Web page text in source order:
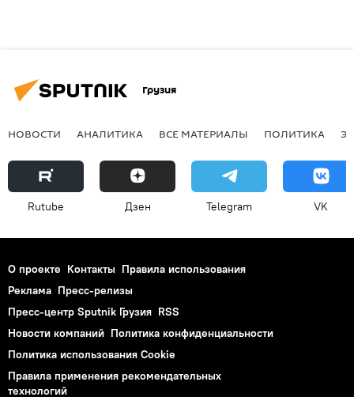
Грузия
НОВОСТИ АНАЛИТИКА ВСЕ МАТЕРИАЛЫ ПОЛИТИКА
Rutube Дзен Telegram VK
О проекте Контакты Правила использования
Реклама Пресс-релизы
Пресс-центр Sputnik Грузия RSS
Новости компаний Политика конфиденциальности
Политика использования Cookie
Правила применения рекомендательных
технологий